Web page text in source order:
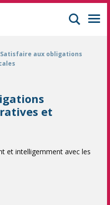
continue à Mulhouse
Satisfaire aux obligations
et
et intelligemment avec les